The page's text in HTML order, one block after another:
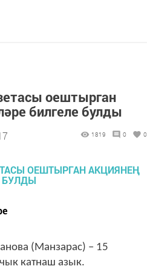
оештырган
билгеле булды
1819 0 0
(Манзарас) – 15
катнаш азык.